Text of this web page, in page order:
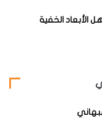
الأبعاد الخفية